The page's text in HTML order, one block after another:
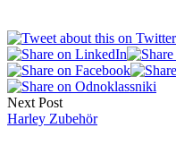
Next Post
Harley Zubehör